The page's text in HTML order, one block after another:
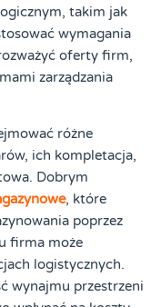
takim jak
wymagania
oferty firm,
zarządzania
różne
ich kompletacja,
Dobrym
, które
poprzez
firma może
logistycznych.
wynajmu przestrzeni